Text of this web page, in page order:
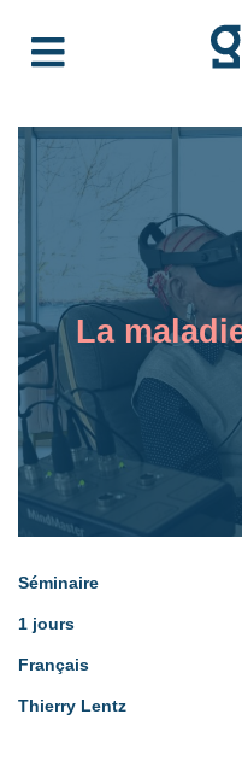
La
Séminaire
1 jours
Français
Thierry Lentz